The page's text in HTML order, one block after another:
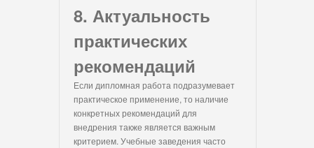
8. Актуальность
практических
рекомендаций
Если дипломная работа подразумевает
практическое применение, то наличие
конкретных рекомендаций для
внедрения также является важным
критерием. Учебные заведения часто